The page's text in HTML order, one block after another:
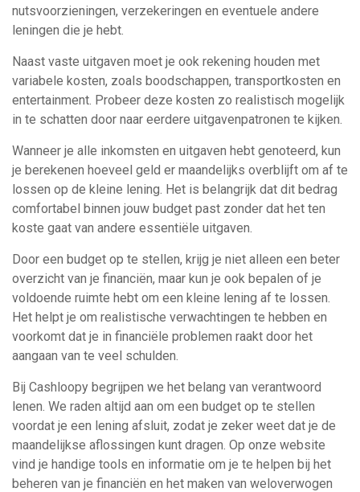
nutsvoorzieningen, verzekeringen en eventuele andere
leningen die je hebt.
Naast vaste uitgaven moet je ook rekening houden met
variabele kosten, zoals boodschappen, transportkosten en
entertainment. Probeer deze kosten zo realistisch mogelijk
in te schatten door naar eerdere uitgavenpatronen te kijken.
Wanneer je alle inkomsten en uitgaven hebt genoteerd, kun
je berekenen hoeveel geld er maandelijks overblijft om af te
lossen op de kleine lening. Het is belangrijk dat dit bedrag
comfortabel binnen jouw budget past zonder dat het ten
koste gaat van andere essentiële uitgaven.
Door een budget op te stellen, krijg je niet alleen een beter
overzicht van je financiën, maar kun je ook bepalen of je
voldoende ruimte hebt om een kleine lening af te lossen.
Het helpt je om realistische verwachtingen te hebben en
voorkomt dat je in financiële problemen raakt door het
aangaan van te veel schulden.
Bij Cashloopy begrijpen we het belang van verantwoord
lenen. We raden altijd aan om een budget op te stellen
voordat je een lening afsluit, zodat je zeker weet dat je de
maandelijkse aflossingen kunt dragen. Op onze website
vind je handige tools en informatie om je te helpen bij het
beheren van je financiën en het maken van weloverwogen